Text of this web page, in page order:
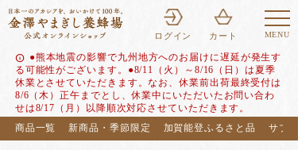
MENU
ログイン カート
info ●熊本地震の影響で九州地方へのお届けに遅延が発生す
る可能性がございます。●8/11（火）～8/16（日）は夏季
休業とさせていただきます。なお、休業前出荷最終受付は
8/6（木）正午までとし、休業中にいただいたお問い合わ
せは8/17（月）以降順次対応させていただきます。
商品一覧
新商品・季節限定 加賀能登ふるさと品 サブ